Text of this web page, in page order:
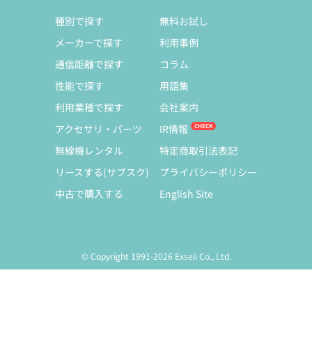
種別で探す
メーカーで探す
通信距離で探す
性能で探す
利用業種で探す
アクセサリ・パーツ
無線機レンタル
リースする(サブスク)
中古で購入する
無料お試し
利用事例
コラム
用語集
会社案内
IR情報
特定商取引法表記
プライバシーポリシー
English Site
© Copyright 1991-2026 Exseli Co., Ltd.